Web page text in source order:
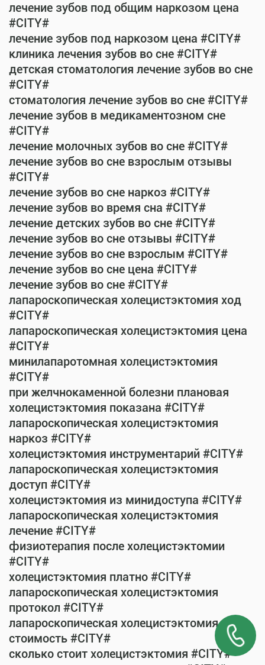
лечение зубов под общим наркозом цена
#CITY#
лечение зубов под наркозом цена #CITY#
клиника лечения зубов во сне #CITY#
детская стоматология лечение зубов во сне
#CITY#
стоматология лечение зубов во сне #CITY#
лечение зубов в медикаментозном сне
#CITY#
лечение молочных зубов во сне #CITY#
лечение зубов во сне взрослым отзывы
#CITY#
лечение зубов во сне наркоз #CITY#
лечение зубов во время сна #CITY#
лечение детских зубов во сне #CITY#
лечение зубов во сне отзывы #CITY#
лечение зубов во сне взрослым #CITY#
лечение зубов во сне цена #CITY#
лечение зубов во сне #CITY#
лапароскопическая холецистэктомия ход
#CITY#
лапароскопическая холецистэктомия цена
#CITY#
минилапаротомная холецистэктомия
#CITY#
при желчнокаменной болезни плановая
холецистэктомия показана #CITY#
лапароскопическая холецистэктомия
наркоз #CITY#
холецистэктомия инструментарий #CITY#
лапароскопическая холецистэктомия
доступ #CITY#
холецистэктомия из минидоступа #CITY#
лапароскопическая холецистэктомия
лечение #CITY#
физиотерапия после холецистэктомии
#CITY#
холецистэктомия платно #CITY#
лапароскопическая холецистэктомия
протокол #CITY#
лапароскопическая холецистэктомия
стоимость #CITY#
сколько стоит холецистэктомия #CITY#